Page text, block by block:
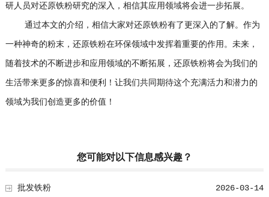
研人员对还原铁粉研究的深入，相信其应用领域将会进一步拓展。
通过本文的介绍，相信大家对还原铁粉有了更深入的了解。作为
一种神奇的粉末，还原铁粉在环保领域中发挥着重要的作用。未来，
随着技术的不断进步和应用领域的不断拓展，还原铁粉将会为我们的
生活带来更多的惊喜和便利！让我们共同期待这个充满活力和潜力的
领域为我们创造更多的价值！
您可能对以下信息感兴趣？
2026-03-14
批发铁粉